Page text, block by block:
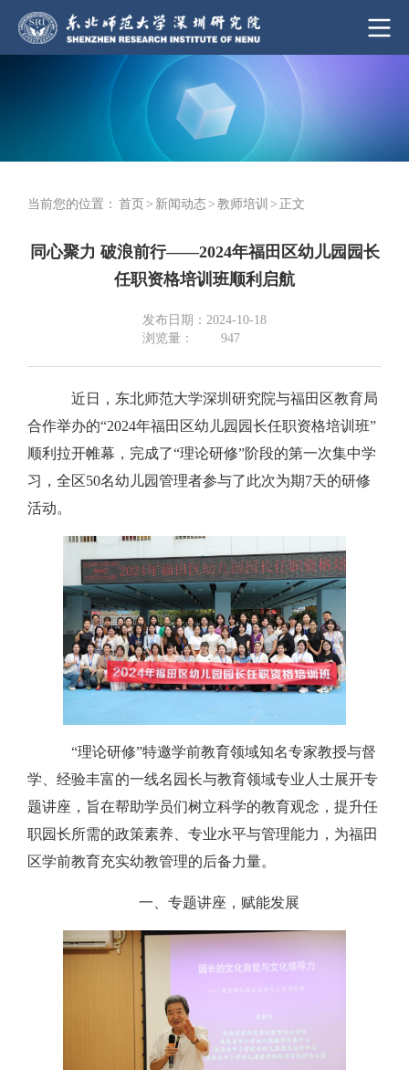
当前您的位置： 首页> 新闻动态> 教师培训 > 正文
同心聚力 破浪前行——2024年福田区幼儿园园长
任职资格培训班顺利启航
发布日期：2024-10-18
浏览量：
947
近日，东北师范大学深圳研究院与福田区教育局
合作举办的“2024年福田区幼儿园园长任职资格培训班”
顺利拉开帷幕，完成了“理论研修”阶段的第一次集中学
习，全区50名幼儿园管理者参与了此次为期7天的研修
活动。
“理论研修”特邀学前教育领域知名专家教授与督
学、经验丰富的一线名园长与教育领域专业人士展开专
题讲座，旨在帮助学员们树立科学的教育观念，提升任
职园长所需的政策素养、专业水平与管理能力，为福田
区学前教育充实幼教管理的后备力量。
一、专题讲座，赋能发展